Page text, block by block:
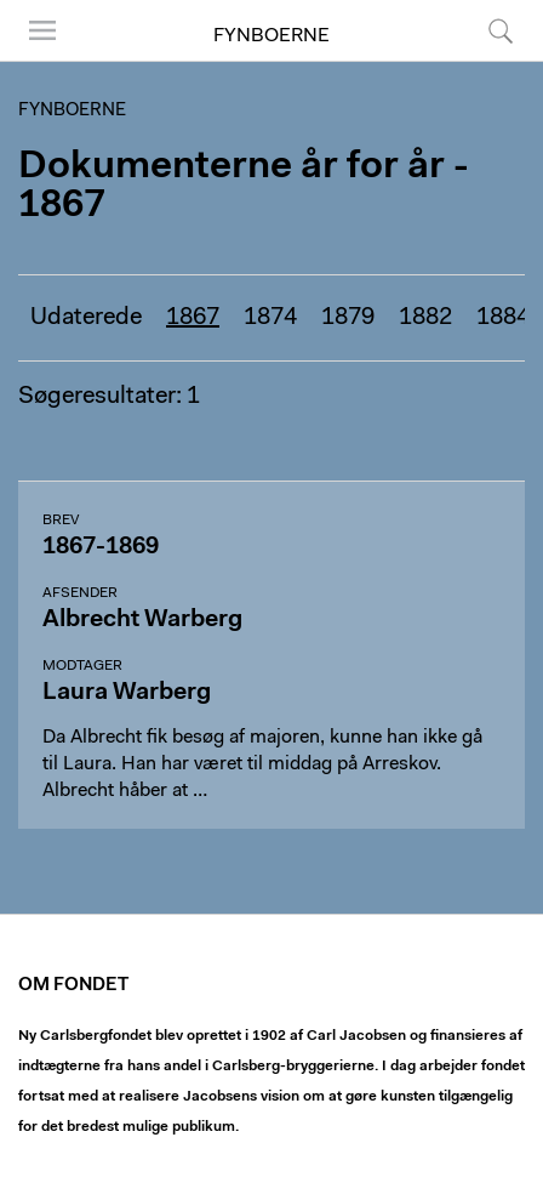
FYNBOERNE
FYNBOERNE
Dokumenterne år for år -
1867
Udaterede 1867 1874 1879 1882 1884
Søgeresultater: 1
BREV
1867-1869
AFSENDER
Albrecht Warberg
MODTAGER
Laura Warberg
Da Albrecht fik besøg af majoren, kunne han ikke gå
til Laura. Han har været til middag på Arreskov.
Albrecht håber at …
OM FONDET
Ny Carlsbergfondet blev oprettet i 1902 af Carl Jacobsen og finansieres af
indtægterne fra hans andel i Carlsberg-bryggerierne. I dag arbejder fondet
fortsat med at realisere Jacobsens vision om at gøre kunsten tilgængelig
for det bredest mulige publikum.